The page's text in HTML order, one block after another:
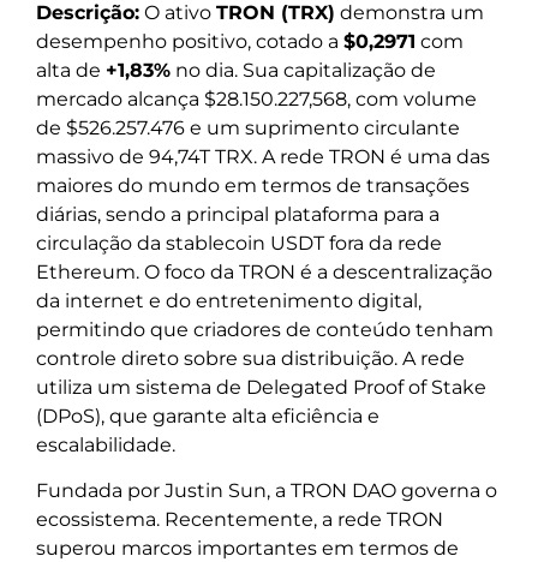
Descrição: O ativo TRON (TRX) demonstra um
desempenho positivo, cotado a $0,2971 com
alta de +1,83% no dia. Sua capitalização de
mercado alcança $28.150.227,568, com volume
de $526.257.476 e um suprimento circulante
massivo de 94,74T TRX. A rede TRON é uma das
maiores do mundo em termos de transações
diárias, sendo a principal plataforma para a
circulação da stablecoin USDT fora da rede
Ethereum. O foco da TRON é a descentralização
da internet e do entretenimento digital,
permitindo que criadores de conteúdo tenham
controle direto sobre sua distribuição. A rede
utiliza um sistema de Delegated Proof of Stake
(DPoS), que garante alta eficiência e
escalabilidade.
Fundada por Justin Sun, a TRON DAO governa o
ecossistema. Recentemente, a rede TRON
superou marcos importantes em termos de